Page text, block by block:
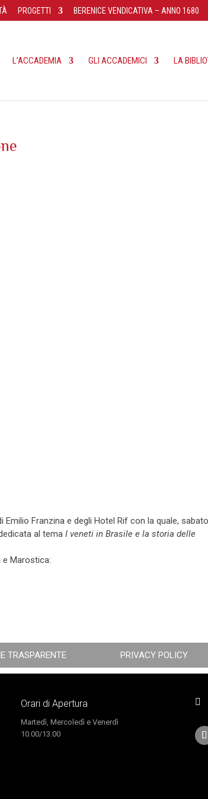
PROGETTI BERENICE VENDICATIVA – ANNO 1680
L’ACCADEMIA GLI ACCADEMICI LA
Franzina e degli Hotel Rif con la quale,
al tema I veneti in Brasile e la storia delle
Marostica:
TRASPARENTE PRIVACY POLICY
Orari di Apertura
Martedì, Mercoledì e Venerdì
10.00/13.00
